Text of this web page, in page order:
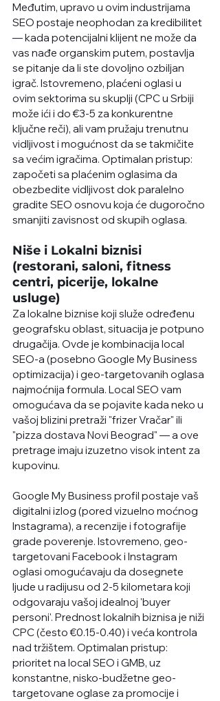
Međutim, upravo u ovim industrijama
SEO postaje neophodan za kredibilitet
— kada potencijalni klijent ne može da
vas nađe organskim putem, postavlja
se pitanje da li ste dovoljno ozbiljan
igrač. Istovremeno, plaćeni oglasi u
ovim sektorima su skuplji (CPC u Srbiji
može ići i do €3-5 za konkurentne
ključne reči), ali vam pružaju trenutnu
vidljivost i mogućnost da se takmičite
sa većim igračima. Optimalan pristup:
započeti sa plaćenim oglasima da
obezbedite vidljivost dok paralelno
gradite SEO osnovu koja će dugoročno
smanjiti zavisnost od skupih oglasa.
Niše i Lokalni biznisi
(restorani, saloni, fitness
centri, picerije, lokalne
usluge)
Za lokalne biznise koji služe određenu
geografsku oblast, situacija je potpuno
drugačija. Ovde je kombinacija local
SEO-a (posebno Google My Business
optimizacija) i geo-targetovanih oglasa
najmoćnija formula. Local SEO vam
omogućava da se pojavite kada neko u
vašoj blizini pretraži "frizer Vračar" ili
"pizza dostava Novi Beograd" — a ove
pretrage imaju izuzetno visok intent za
kupovinu.
Google My Business profil postaje vaš
digitalni izlog (pored vizuelno moćnog
Instagrama), a recenzije i fotografije
grade poverenje. Istovremeno, geo-
targetovani Facebook i Instagram
oglasi omogućavaju da dosegnete
ljude u radijusu od 2-5 kilometara koji
odgovaraju vašoj idealnoj 'buyer
personi'. Prednost lokalnih biznisa je niži
CPC (često €0.15-0.40) i veća kontrola
nad tržištem. Optimalan pristup:
prioritet na local SEO i GMB, uz
konstantne, nisko-budžetne geo-
targetovane oglase za promocije i